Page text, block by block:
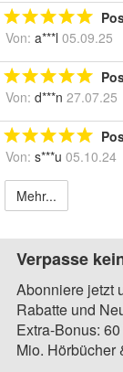
Von: a***l 05.09.25
Von: d***n 27.07.25
Von: s***u 05.10.24
Mehr...
Verpasse
Abonniere jetzt
Rabatte und
Extra-Bonus:
Mio. Hörbücher